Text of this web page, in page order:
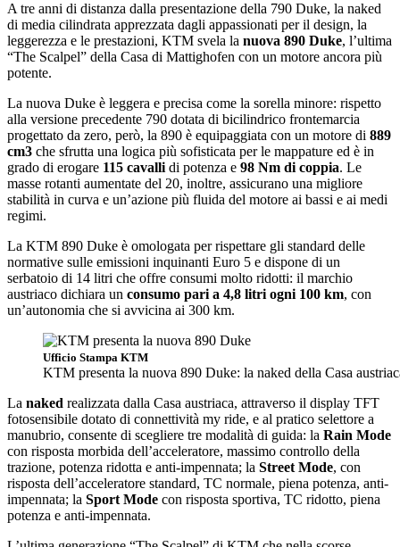
A tre anni di distanza dalla presentazione della 790 Duke, la naked
di media cilindrata apprezzata dagli appassionati per il design, la
leggerezza e le prestazioni, KTM svela la nuova 890 Duke, l’ultima
“The Scalpel” della Casa di Mattighofen con un motore ancora più
potente.
La nuova Duke è leggera e precisa come la sorella minore: rispetto
alla versione precedente 790 dotata di bicilindrico frontemarcia
progettato da zero, però, la 890 è equipaggiata con un motore di 889
cm3 che sfrutta una logica più sofisticata per le mappature ed è in
grado di erogare 115 cavallidi potenza e 98 Nm di coppia. Le
masse rotanti aumentate del 20, inoltre, assicurano una migliore
stabilità in curva e un’azione più fluida del motore ai bassi e ai medi
regimi.
La KTM 890 Duke è omologata per rispettare gli standard delle
normative sulle emissioni inquinanti Euro 5 e dispone di un
serbatoio di 14 litri che offre consumi molto ridotti: il marchio
austriaco dichiara un consumo pari a 4,8 litri ogni 100 km, con
un’autonomia che si avvicina ai 300 km.
Ufficio Stampa KTM
KTM presenta la nuova 890 Duke: la naked della Casa
La naked realizzata dalla Casa austriaca, attraverso il display TFT
fotosensibile dotato di connettività my ride, e al pratico selettore a
manubrio, consente di scegliere tre modalità di guida: la Rain Mode
con risposta morbida dell’acceleratore, massimo controllo della
trazione, potenza ridotta e anti-impennata; la Street Mode, con
risposta dell’acceleratore standard, TC normale, piena potenza, anti-
impennata; la Sport Mode con risposta sportiva, TC ridotto, piena
potenza e anti-impennata.